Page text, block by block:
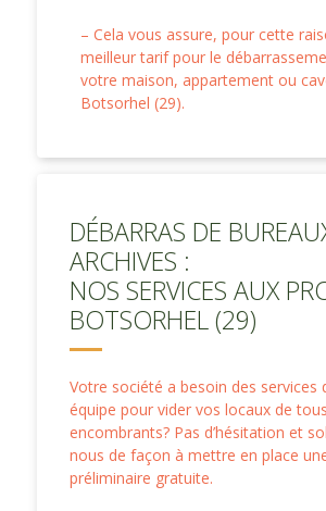
– Cela vous assure, pour cette
meilleur tarif pour le
votre maison, appartement ou
Botsorhel (29).
DÉBARRAS DE
ARCHIVES :
NOS SERVICES AUX
BOTSORHEL (29)
Votre société a besoin des services
équipe pour vider vos locaux de
encombrants? Pas d’hésitation et
nous de façon à mettre en place
préliminaire gratuite.